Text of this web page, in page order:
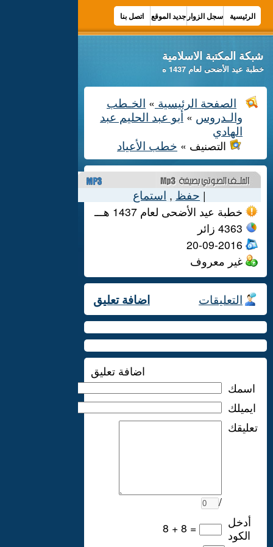
الرئيسية سجل الزوار جديد الموقع اتصل بنا
شبكة المكتبة الاسلامية
خطبة عيد الأضحى لعام 1437 ه
الصفحة الرئيسية » الخـطب
والـدروس » أبو عبد الحليم عبد
الهادي
التصنيف » خطب الأعياد
| حفظ , استماع
خطبة عيد الأضحى لعام 1437 هـــ
4363 زائر
20-09-2016
غير معروف
التعليقات اضافة تعليق
اضافة تعليق
اسمك
ايميلك
/
تعليقك
8 + 8 =
أدخل
الكود